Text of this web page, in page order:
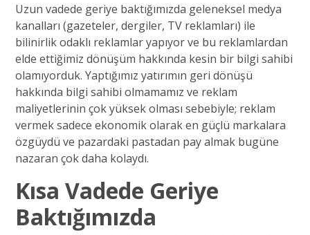
Uzun vadede geriye baktığımızda geleneksel medya
kanalları (gazeteler, dergiler, TV reklamları) ile
bilinirlik odaklı reklamlar yapıyor ve bu reklamlardan
elde ettiğimiz dönüşüm hakkında kesin bir bilgi sahibi
olamıyorduk. Yaptığımız yatırımın geri dönüşü
hakkında bilgi sahibi olmamamız ve reklam
maliyetlerinin çok yüksek olması sebebiyle; reklam
vermek sadece ekonomik olarak en güçlü markalara
özgüydü ve pazardaki pastadan pay almak bugüne
nazaran çok daha kolaydı.
Kısa Vadede Geriye
Baktığımızda